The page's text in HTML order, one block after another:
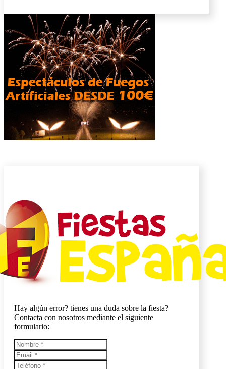
Hay algún error? tienes una duda sobre la fiesta?
Contacta con nosotros mediante el siguiente
formulario: